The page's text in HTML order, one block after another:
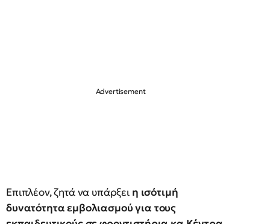
Επιπλέον, ζητά να υπάρξει η ισότιμή
δυνατότητα εμβολιασμού για τους